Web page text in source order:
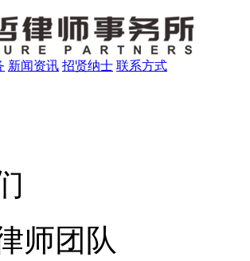
新闻资讯 招贤纳士 联系方式
师团队